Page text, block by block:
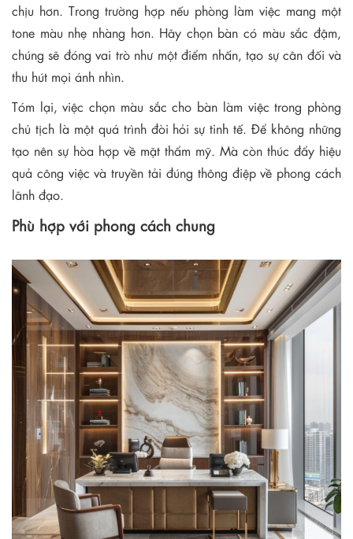
chịu hơn. Trong trường hợp nếu phòng làm việc mang một
tone màu nhẹ nhàng hơn. Hãy chọn bàn có màu sắc đậm,
chúng sẽ đóng vai trò như một điểm nhấn, tạo sự cân đối và
thu hút mọi ánh nhìn.
Tóm lại, việc chọn màu sắc cho bàn làm việc trong phòng
chủ tịch là một quá trình đòi hỏi sự tinh tế. Để không những
tạo nên sự hòa hợp về mặt thẩm mỹ. Mà còn thúc đẩy hiệu
quả công việc và truyền tải đúng thông điệp về phong cách
lãnh đạo.
Phù hợp với phong cách chung